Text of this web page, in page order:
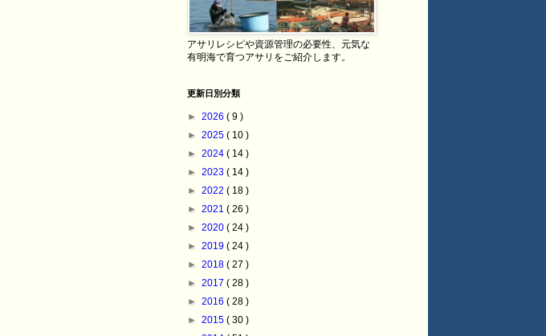
アサリレシピや資源管理の必要性、元気な
有明海で育つアサリをご紹介します。
更新日別分類
► 2026 ( 9 )
► 2025 ( 10 )
► 2024 ( 14 )
► 2023 ( 14 )
► 2022 ( 18 )
► 2021 ( 26 )
► 2020 ( 24 )
► 2019 ( 24 )
► 2018 ( 27 )
► 2017 ( 28 )
► 2016 ( 28 )
► 2015 ( 30 )